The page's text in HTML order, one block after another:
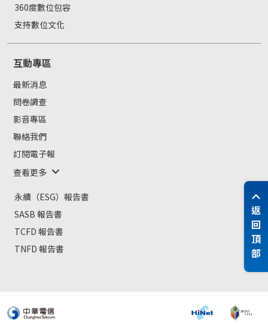
360度數位包容
支持數位文化
互動專區
最新消息
問卷調查
影音專區
聯絡我們
訂閱電子報
查看更多
永續（ESG）報告書
SASB 報告書
TCFD 報告書
TNFD 報告書
返
回
頂
部